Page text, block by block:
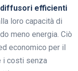
diffusori efficienti
loro capacità di
meno energia. Ciò
economico per il
i costi senza